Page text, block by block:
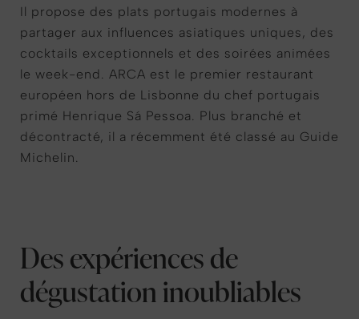
Il propose des plats portugais modernes à
partager aux influences asiatiques uniques, des
cocktails exceptionnels et des soirées animées
le week-end. ARCA est le premier restaurant
européen hors de Lisbonne du chef portugais
primé Henrique Sá Pessoa. Plus branché et
décontracté, il a récemment été classé au Guide
Michelin.
Des expériences de
dégustation inoubliables